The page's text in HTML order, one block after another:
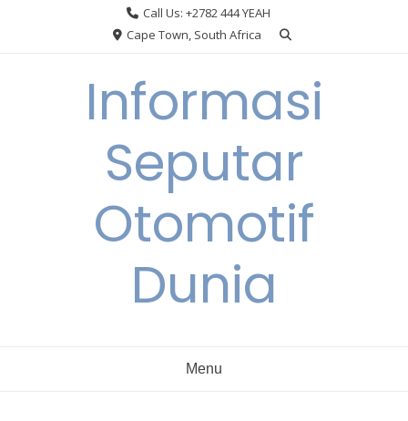
Call Us: +2782 444 YEAH
Cape Town, South Africa
Informasi
Seputar
Otomotif
Dunia
Menu